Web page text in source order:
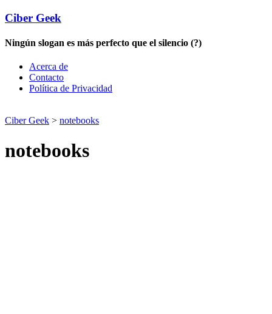
Ciber Geek
Ningún slogan es más perfecto que el silencio (?)
Acerca de
Contacto
Política de Privacidad
Ciber Geek > notebooks
notebooks